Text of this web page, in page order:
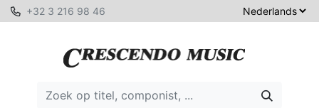
+32 3 216 98 46